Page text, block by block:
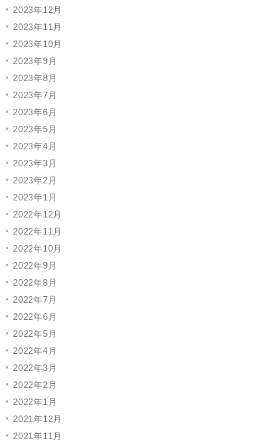
2023年12月
2023年11月
2023年10月
2023年9月
2023年8月
2023年7月
2023年6月
2023年5月
2023年4月
2023年3月
2023年2月
2023年1月
2022年12月
2022年11月
2022年10月
2022年9月
2022年8月
2022年7月
2022年6月
2022年5月
2022年4月
2022年3月
2022年2月
2022年1月
2021年12月
2021年11月